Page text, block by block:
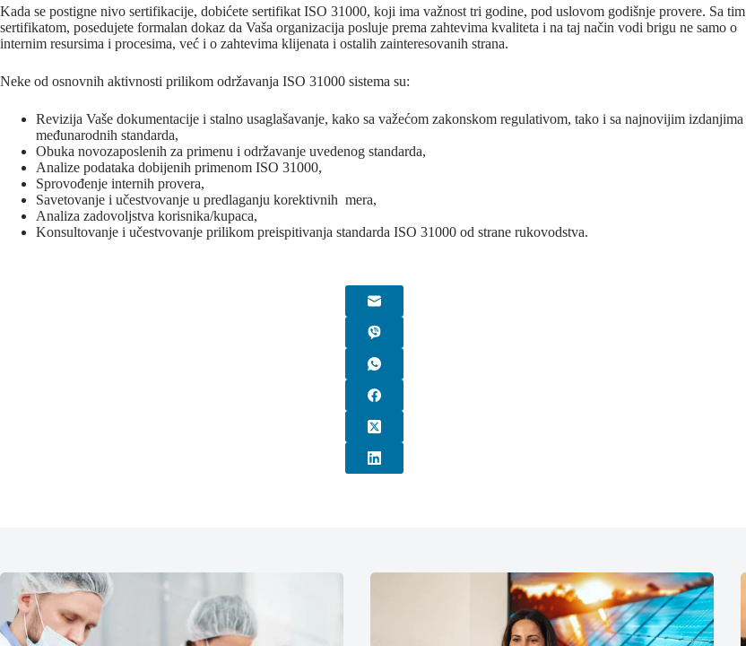
Kada se postigne nivo sertifikacije, dobićete sertifikat ISO 31000, koji ima važnost tri godine, pod uslovom godišnje provere. Sa tim
sertifikatom, posedujete formalan dokaz da Vaša organizacija posluje prema zahtevima kvaliteta i na taj način vodi brigu ne samo o
internim resursima i procesima, već i o zahtevima klijenata i ostalih zainteresovanih strana.
Neke od osnovnih aktivnosti prilikom održavanja ISO 31000 sistema su:
Revizija Vaše dokumentacije i stalno usaglašavanje, kako sa važećom zakonskom regulativom, tako i sa najnovijim izdanjima
međunarodnih standarda,
Obuka novozaposlenih za primenu i održavanje uvedenog standarda,
Analize podataka dobijenih primenom ISO 31000,
Sprovođenje internih provera,
Savetovanje i učestvovanje u predlaganju korektivnih mera,
Analiza zadovoljstva korisnika/kupaca,
Konsultovanje i učestvovanje prilikom preispitivanja standarda ISO 31000 od strane rukovodstva.